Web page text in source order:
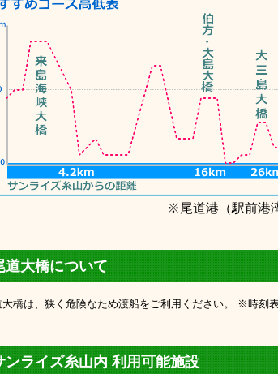
※尾道港（駅前港
道大橋について
橋は、狭く危険なため渡船をご利用ください。 ※時刻
ンライズ糸山内 利用可能施設